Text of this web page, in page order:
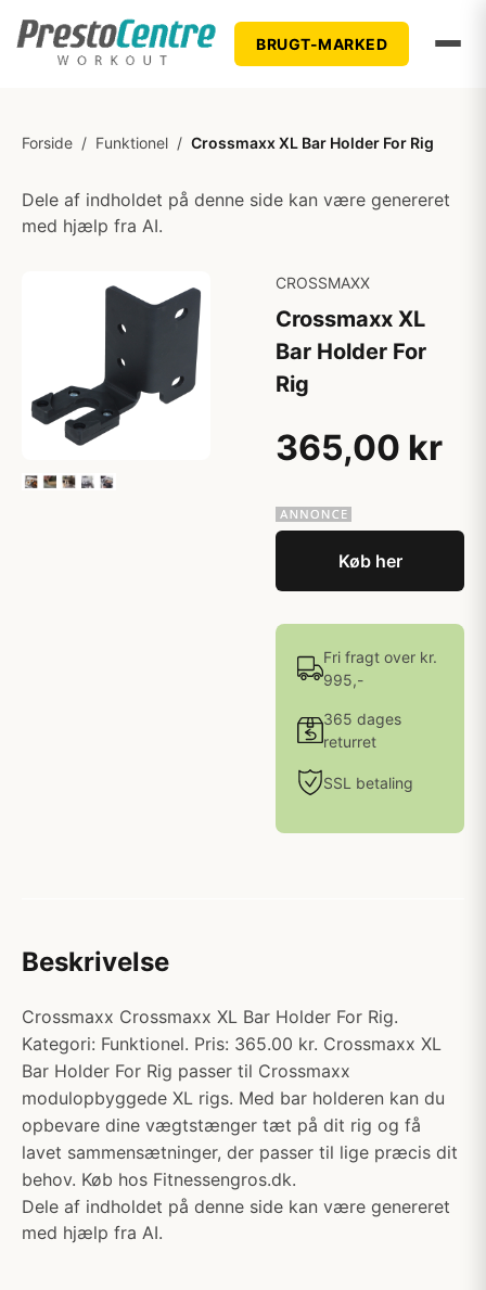
BRUGT-MARKED
Forside / Funktionel / Crossmaxx XL Bar Holder For Rig
Dele af indholdet på denne side kan være genereret
med hjælp fra AI.
CROSSMAXX
Crossmaxx XL
Bar Holder For
Rig
365,00 kr
Køb her
Fri fragt over kr.
995,-
365 dages
returret
SSL betaling
Beskrivelse
Crossmaxx Crossmaxx XL Bar Holder For Rig.
Kategori: Funktionel. Pris: 365.00 kr. Crossmaxx XL
Bar Holder For Rig passer til Crossmaxx
modulopbyggede XL rigs. Med bar holderen kan du
opbevare dine vægtstænger tæt på dit rig og få
lavet sammensætninger, der passer til lige præcis dit
behov. Køb hos Fitnessengros.dk.
Dele af indholdet på denne side kan være genereret
med hjælp fra AI.